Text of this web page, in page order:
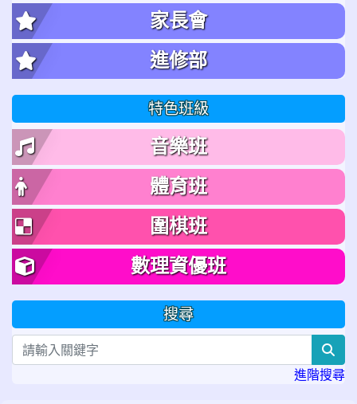
家長會
進修部
特色班級
音樂班
體育班
圍棋班
數理資優班
搜尋
進階搜尋